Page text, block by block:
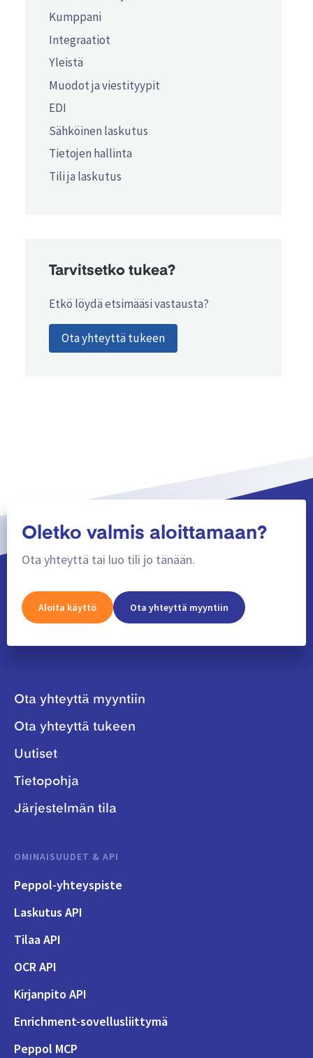
Kumppani
Integraatiot
Yleistä
Muodot ja viestityypit
EDI
Sähköinen laskutus
Tietojen hallinta
Tili ja laskutus
Tarvitsetko tukea?
Etkö löydä etsimääsi vastausta?
Ota yhteyttä tukeen
Oletko valmis aloittamaan?
Ota yhteyttä tai luo tili jo tänään.
Aloita käyttö Ota yhteyttä myyntiin
Ota yhteyttä myyntiin
Ota yhteyttä tukeen
Uutiset
Tietopohja
Järjestelmän tila
OMINAISUUDET & API
Peppol-yhteyspiste
Laskutus API
Tilaa API
OCR API
Kirjanpito API
Enrichment-sovellusliittymä
Peppol MCP